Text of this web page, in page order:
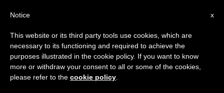
الأردن: كمّ هائل من اللاجئين بانتظار
البابا
x
Notice
This website or its third party tools use cookies, which are
necessary to its functioning and required to achieve the
purposes illustrated in the cookie policy. If you want to know
more or withdraw your consent to all or some of the cookies,
please refer to the cookie policy